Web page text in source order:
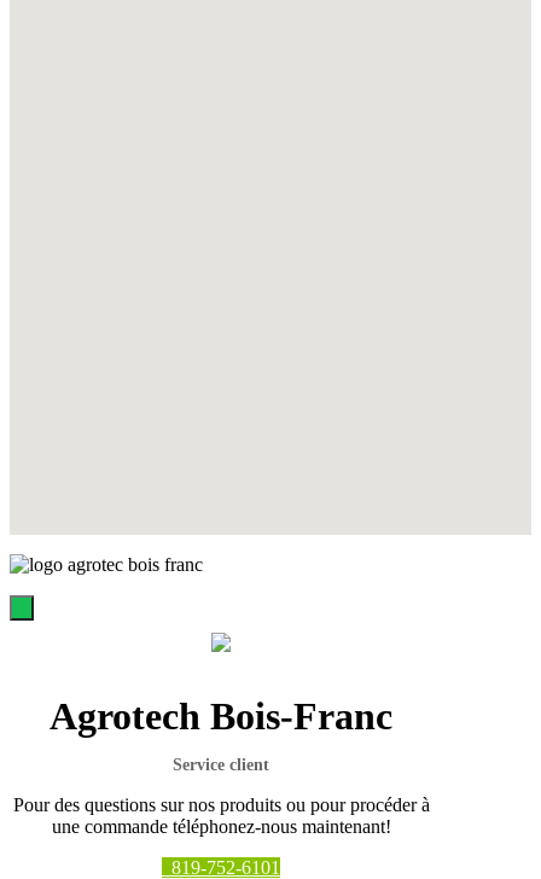
Agrotech Bois-Franc
Service client
Pour des questions sur nos produits ou pour procéder à
une commande téléphonez-nous maintenant!
819-752-6101